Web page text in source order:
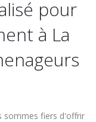
pour
à La
sommes fiers d'offrir